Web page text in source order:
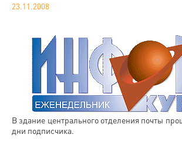
23.11.2008
В здание центрального отделения почты
дни подписчика.